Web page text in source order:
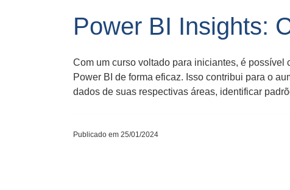
Power BI Insights:
Com um curso voltado para iniciantes, é
Power BI de forma eficaz. Isso contribui para o
dados de suas respectivas áreas, identificar
Publicado em 25/01/2024